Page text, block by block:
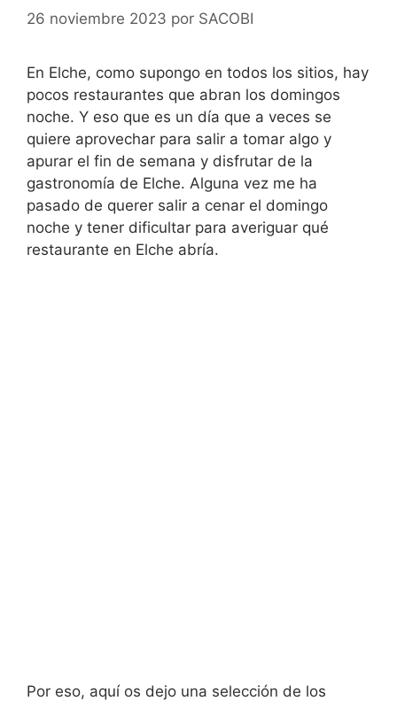
26 noviembre 2023 por SACOBI
En Elche, como supongo en todos los sitios, hay
pocos restaurantes que abran los domingos
noche. Y eso que es un día que a veces se
quiere aprovechar para salir a tomar algo y
apurar el fin de semana y disfrutar de la
gastronomía de Elche. Alguna vez me ha
pasado de querer salir a cenar el domingo
noche y tener dificultar para averiguar qué
restaurante en Elche abría.
Por eso, aquí os dejo una selección de los